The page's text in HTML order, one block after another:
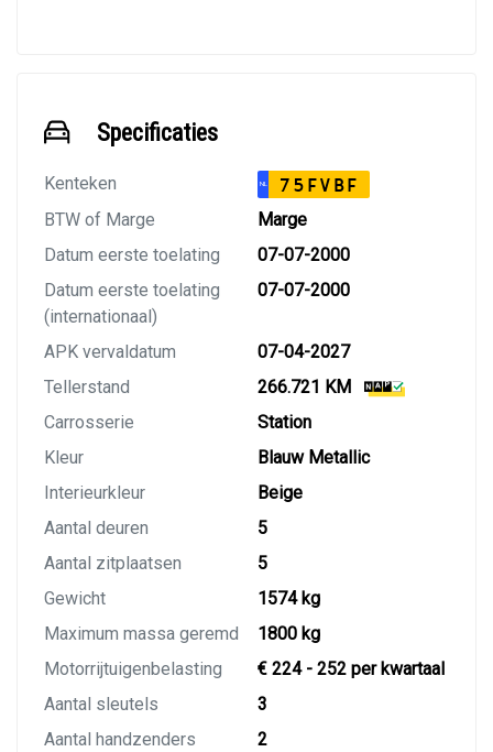
Specificaties
Kenteken NL 75FVBF
BTW of Marge
Marge
Datum eerste toelating
07-07-2000
Datum eerste toelating
(internationaal)
07-07-2000
APK vervaldatum
07-04-2027
Tellerstand
266.721 KM
Carrosserie
Station
Kleur
Blauw Metallic
Interieurkleur
Beige
Aantal deuren
5
Aantal zitplaatsen
5
Gewicht
1574 kg
Maximum massa geremd
1800 kg
Motorrijtuigenbelasting
€ 224 - 252 per kwartaal
Aantal sleutels
3
Aantal handzenders
2